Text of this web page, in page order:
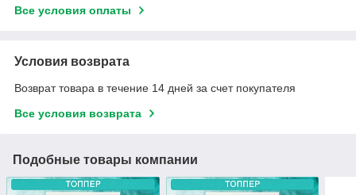
Все условия оплаты
Условия возврата
Возврат товара в течение 14 дней за счет покупателя
Все условия возврата
Подобные товары компании